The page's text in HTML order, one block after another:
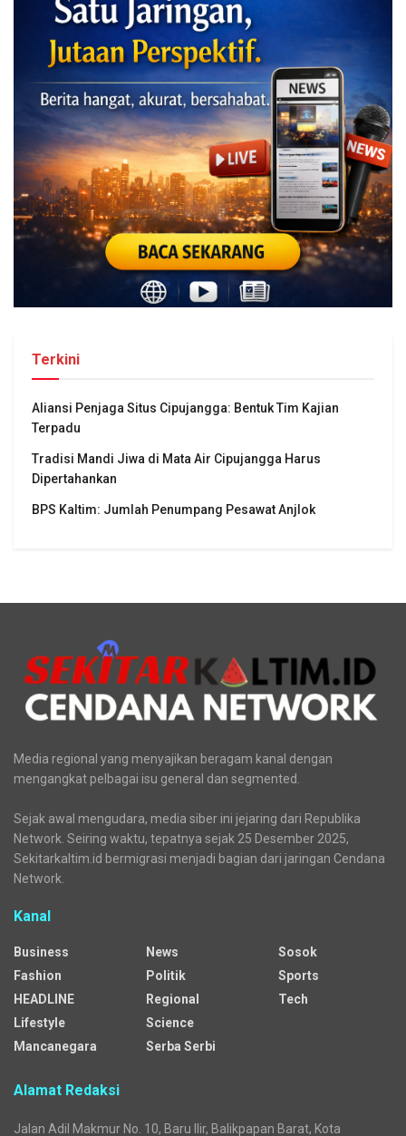
Terkini
Aliansi Penjaga Situs Cipujangga: Bentuk Tim Kajian
Terpadu
Tradisi Mandi Jiwa di Mata Air Cipujangga Harus
Dipertahankan
BPS Kaltim: Jumlah Penumpang Pesawat Anjlok
Media regional yang menyajikan beragam kanal dengan
mengangkat pelbagai isu general dan segmented.
Sejak awal mengudara, media siber ini jejaring dari Republika
Network. Seiring waktu, tepatnya sejak 25 Desember 2025,
Sekitarkaltim.id bermigrasi menjadi bagian dari jaringan Cendana
Network.
Kanal
Business
Fashion
HEADLINE
Lifestyle
Mancanegara
News
Politik
Regional
Science
Serba Serbi
Sosok
Sports
Tech
Alamat Redaksi
Jalan Adil Makmur No. 10, Baru Ilir, Balikpapan Barat, Kota